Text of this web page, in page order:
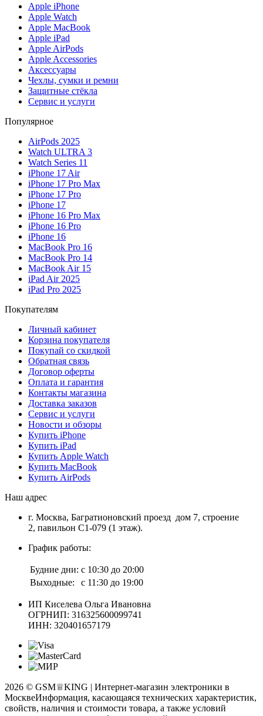
Apple iPhone
Apple Watch
Apple MacBook
Apple iPad
Apple AirPods
Apple Accessories
Аксессуары
Чехлы, сумки и ремни
Защитные стёкла
Сервис и услуги
Популярное
AirPods 2025
Watch ULTRA 3
Watch Series 11
iPhone 17 Air
iPhone 17 Pro Max
iPhone 17 Pro
iPhone 17
iPhone 16 Pro Max
iPhone 16 Pro
iPhone 16
MacBook Pro 16
MacBook Pro 14
MacBook Air 15
iPad Air 2025
iPad Pro 2025
Покупателям
Личный кабинет
Корзина покупателя
Покупай со скидкой
Обратная связь
Договор оферты
Оплата и гарантия
Контакты магазина
Доставка заказов
Сервис и услуги
Новости и обзоры
Купить iPhone
Купить iPad
Купить Apple Watch
Купить MacBook
Купить AirPods
Наш адрес
г. Москва, Багратионовский проезд дом 7, строение
2, павильон С1-079 (1 этаж).
График работы:
Будние дни: с 10:30 до 20:00
Выходные:
с 11:30 до 19:00
ИП Киселева Ольга Ивановна
ОГРНИП: 316325600099741
ИНН: 320401657179
2026 © GSM♕KING | Интернет-магазин электроники в
МосквеИнформация, касающаяся технических характеристик,
свойств, наличия и стоимости товара, а также условий